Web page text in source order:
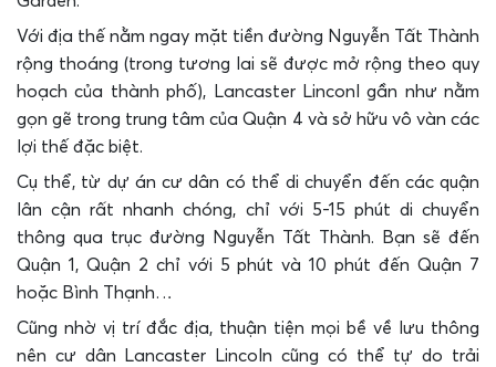
Với địa thế nằm ngay mặt tiền đường Nguyễn Tất Thành
rộng thoáng (trong tương lai sẽ được mở rộng theo quy
hoạch của thành phố), Lancaster Linconl gần như nằm
gọn gẽ trong trung tâm của Quận 4 và sở hữu vô vàn các
lợi thế đặc biệt.
Cụ thể, từ dự án cư dân có thể di chuyển đến các quận
lân cận rất nhanh chóng, chỉ với 5-15 phút di chuyển
thông qua trục đường Nguyễn Tất Thành. Bạn sẽ đến
Quận 1, Quận 2 chỉ với 5 phút và 10 phút đến Quận 7
hoặc Bình Thạnh…
Cũng nhờ vị trí đắc địa, thuận tiện mọi bề về lưu thông
nên cư dân Lancaster Lincoln cũng có thể tự do trải